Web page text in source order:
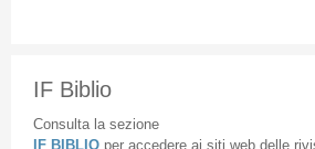
IF Biblio
Consulta la sezione
IF BIBLIO per accedere ai siti web delle